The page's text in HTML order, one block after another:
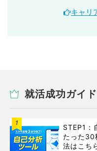
キャリ
就活成功ガイド
1
STEP1：
たった30
法はこち